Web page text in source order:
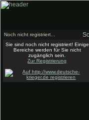
Noch nicht registriert...
Sie sind noch nicht registriert! Einige
Bereiche werden für Sie nicht
zugänglich sein.
Zur Registrierung